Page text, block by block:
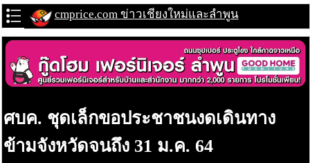
cmprice.com ข่าวเชียงใหม่และลำพูน
ศบค. ชุดเล็กขอประชาชนงดเดินทาง
ข้ามจังหวัดจนถึง 31 ม.ค. 64